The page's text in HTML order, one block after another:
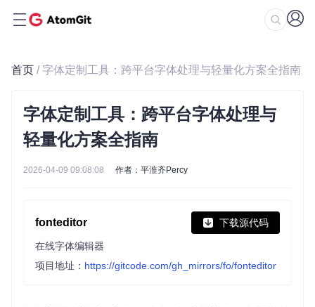
首页 / 字体定制工具：跨平台字体处理与轻量化方案全指南
字体定制工具：跨平台字体处理与
轻量化方案全指南
2026-04-09 09:08:08 作者：平淮齐Percy
fonteditor 下载源代码
在线字体编辑器
项目地址： https://gitcode.com/gh_mirrors/fo/fonteditor